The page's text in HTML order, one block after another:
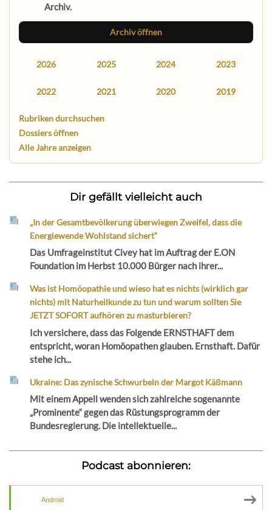
Archiv.
Archiv öffnen
2026 2025 2024 2023
2022 2021 2020 2019
Rubriken durchsuchen
Dossiers öffnen
Alle Jahre anzeigen
Dir gefällt vielleicht auch
„In der Gesamtbevölkerung überwiegen Zweifel, dass die
Energiewende Wohlstand sichert“
Das Umfrageinstitut Civey hat im Auftrag der E.ON
Foundation im Herbst 10.000 Bürger nach ihrer...
Was ist Homöopathie und wieso hat es nichts (wirklich gar
nichts) mit Naturheilkunde zu tun und warum sollten Sie
JETZT SOFORT aufhören zu masturbieren?
Ich versichere, dass das Folgende ERNSTHAFT dem
entspricht, woran Homöopathen glauben. Ernsthaft. Dafür
stehe ich...
Ukraine: Das zynische Schwurbeln der Margot Käßmann
Mit einem Appell wenden sich zahlreiche sogenannte
„Prominente“ gegen das Rüstungsprogramm der
Bundesregierung. Die intellektuelle...
Podcast abonnieren:
Android